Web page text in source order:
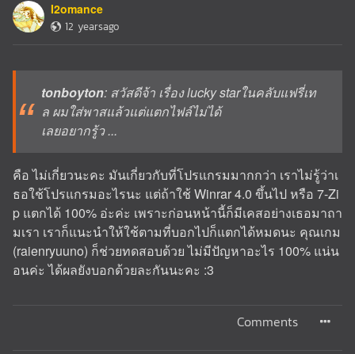
I2omance
12 yearsago
tonboyton: สวัสดีจ้า เรื่อง lucky starในคลับแฟรี่เท
ล ผมใส่พาสแล้วแต่แตกไฟล์ไม่ได้
เลยอยากรู้ว ...
คือ ไม่เกี่ยวนะคะ มันเกี่ยวกับที่โปรแกรมมากกว่า เราไม่รู้ว่าเ
ธอใช้โปรแกรมอะไรนะ แต่ถ้าใช้ Winrar 4.0 ขึ้นไป หรือ 7-Zi
p แตกได้ 100% อ่ะค่ะ เพราะก่อนหน้านี้ก็มีเคสอย่างเธอมาถา
มเรา เราก็แนะนำให้ใช้ตามที่บอกไปก็แตกได้หมดนะ คุณเกม
(raienryuuno) ก็ช่วยทดสอบด้วย ไม่มีปัญหาอะไร 100% แน่น
อนค่ะ ได้ผลยังบอกด้วยละกันนะคะ :3
Comments